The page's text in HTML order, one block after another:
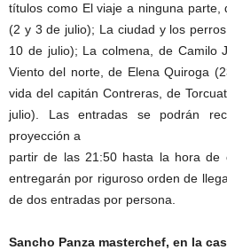
títulos como El viaje a ninguna parte,
(2 y 3 de julio); La ciudad y los
10 de julio); La colmena, de Camilo
Viento del norte, de Elena Quiroga
vida del capitán Contreras, de
julio). Las entradas se podrán
proyección a
partir de las 21:50 hasta la hora de
entregarán por riguroso orden de
de dos entradas por persona.
Sancho Panza masterchef, en la